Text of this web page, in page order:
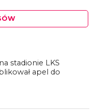
stadionie LKS
apel do